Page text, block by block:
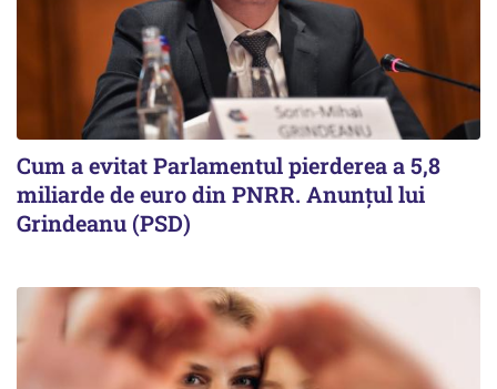
Cum a evitat Parlamentul pierderea a 5,8
miliarde de euro din PNRR. Anunțul lui
Grindeanu (PSD)